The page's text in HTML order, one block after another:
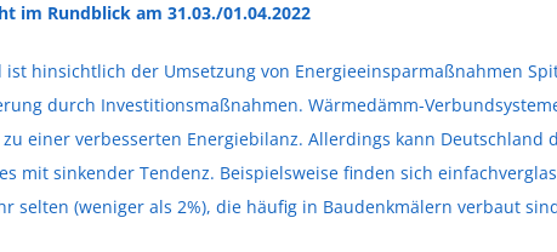
im Rundblick am 31.03./01.04.2022
ist hinsichtlich der Umsetzung von Energieeinsparmaßnahmen
durch Investitionsmaßnahmen. Wärmedämm-
einer verbesserten Energiebilanz. Allerdings kann
mit sinkender Tendenz. Beispielsweise finden sich
selten (weniger als 2%), die häufig in Baudenkmälern verbaut